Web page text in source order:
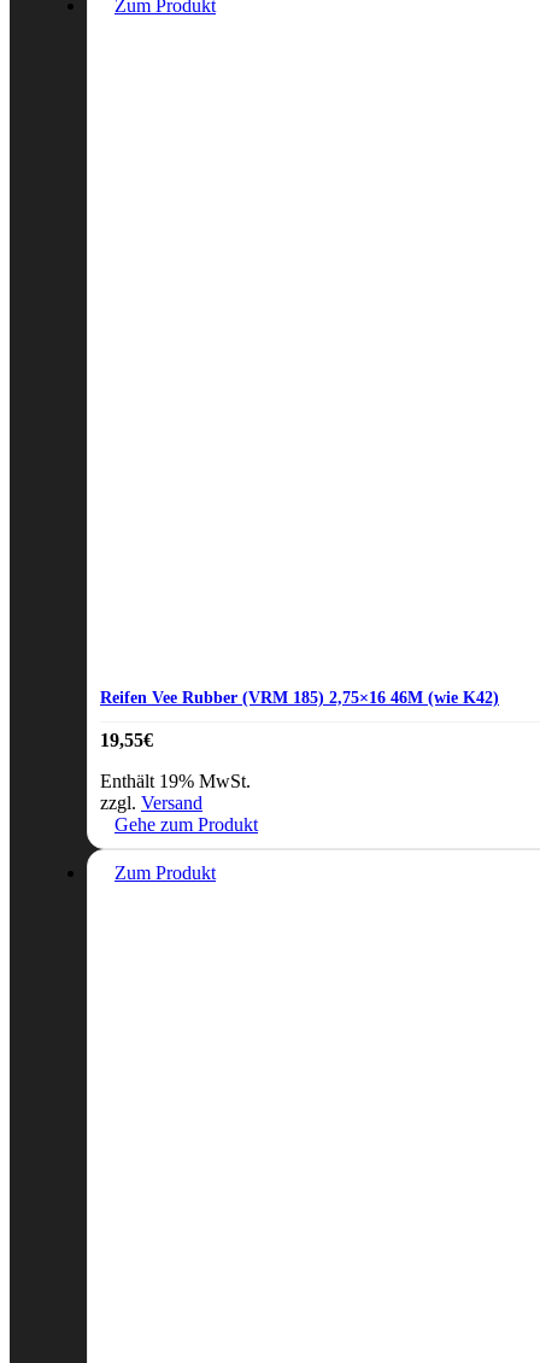
Zum Produkt
Reifen Vee Rubber (VRM 185) 2,75×16 46M (wie K42)
19,55€
Enthält 19% MwSt.
zzgl. Versand
Gehe zum Produkt
Zum Produkt